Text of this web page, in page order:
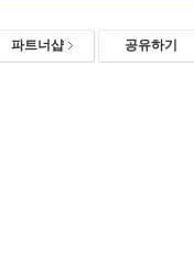
파트너샵 공유하기